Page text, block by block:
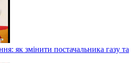
як змінити постачальника газу та